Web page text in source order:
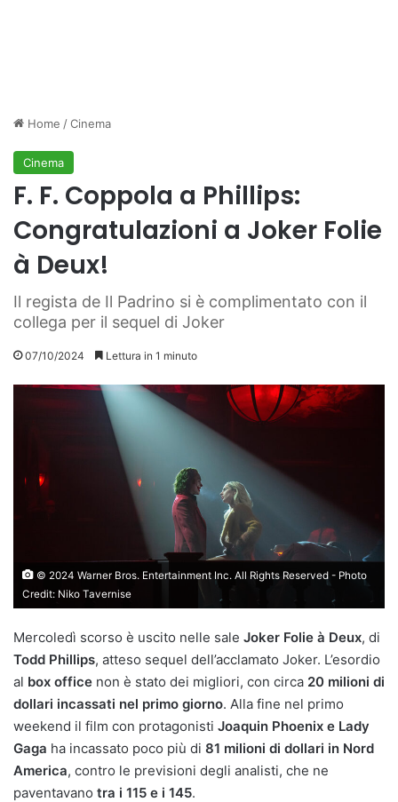
Home /Cinema
Cinema
F. F. Coppola a Phillips:
Congratulazioni a Joker Folie
à Deux!
Il regista de Il Padrino si è complimentato con il
collega per il sequel di Joker
07/10/2024 Lettura in 1 minuto
© 2024 Warner Bros. Entertainment Inc. All Rights Reserved - Photo
Credit: Niko Tavernise
Mercoledì scorso è uscito nelle sale Joker Folie à Deux, di
Todd Phillips, atteso sequel dell’acclamato Joker. L’esordio
al box office non è stato dei migliori, con circa 20 milioni di
dollari incassati nel primo giorno. Alla fine nel primo
weekend il film con protagonisti Joaquin Phoenix e Lady
Gaga ha incassato poco più di 81 milioni di dollari in Nord
America, contro le previsioni degli analisti, che ne
paventavano tra i 115 e i 145.